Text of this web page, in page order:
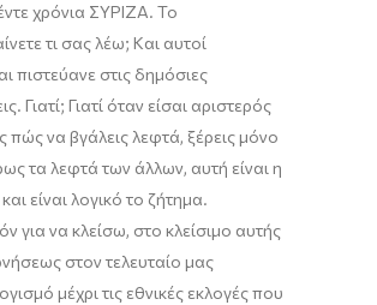
χρόνια ΣΥΡΙΖΑ. Το
τι σας λέω; Και αυτοί
πιστεύανε στις δημόσιες
Γιατί; Γιατί όταν είσαι αριστερός
πώς να βγάλεις λεφτά, ξέρεις μόνο
τα λεφτά των άλλων, αυτή είναι η
είναι λογικό το ζήτημα.
για να κλείσω, στο κλείσιμο αυτής
στον τελευταίο μας
μέχρι τις εθνικές εκλογές που